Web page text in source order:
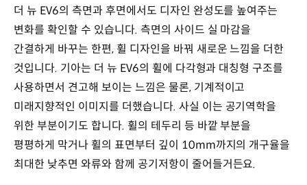
더 뉴 EV6의 측면과 후면에서도 디자인 완성도를 높여주는
변화를 확인할 수 있습니다. 측면의 사이드 실 마감을
간결하게 바꾸는 한편, 휠 디자인을 바꿔 새로운 느낌을 더한
것입니다. 기아는 더 뉴 EV6의 휠에 다각형과 대칭형 구조를
사용하면서 견고해 보이는 느낌은 물론, 기계적이고
미래지향적인 이미지를 더했습니다. 사실 이는 공기역학을
위한 부분이기도 합니다. 휠의 테두리 등 바깥 부분을
평평하게 막거나 휠의 표면부터 깊이 10mm까지의 개구율을
최대한 낮추면 와류와 함께 공기저항이 줄어들거든요.